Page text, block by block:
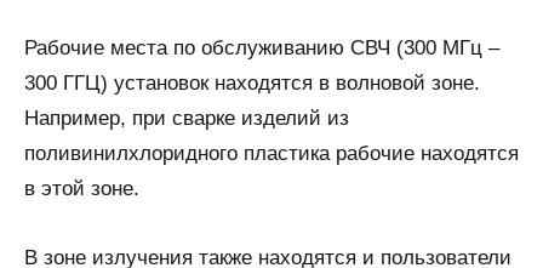
Рабочие места по обслуживанию СВЧ (300 МГц –
300 ГГЦ) установок находятся в волновой зоне.
Например, при сварке изделий из
поливинилхлоридного пластика рабочие находятся
в этой зоне.
В зоне излучения также находятся и пользователи